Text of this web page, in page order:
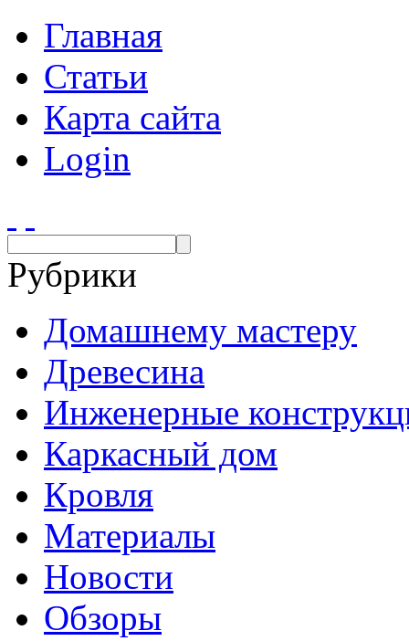
Главная
Статьи
Карта сайта
Login
Рубрики
Домашнему мастеру
Древесина
Инженерные
Каркасный дом
Кровля
Материалы
Новости
Обзоры